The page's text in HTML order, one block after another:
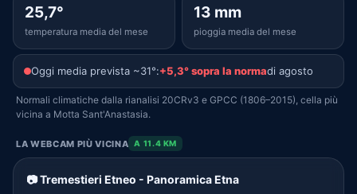
25,7°
temperatura media del mese
13 mm
pioggia media del mese
Oggi media prevista ~31°:+5,3° sopra la normadi agosto
Normali climatiche dalla rianalisi 20CRv3 e GPCC (1806–2015), cella più
vicina a Motta Sant'Anastasia.
LA WEBCAM PIÙ VICINA A 11.4 KM
📷 Tremestieri Etneo - Panoramica Etna